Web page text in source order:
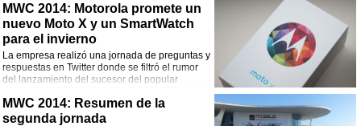
MWC 2014: Motorola promete un
nuevo Moto X y un SmartWatch
para el invierno
La empresa realizó una jornada de preguntas y
respuestas en Twitter donde se filtró el rumor
del lanzamiento del sucesor del popular
MWC 2014: Resumen de la
segunda jornada